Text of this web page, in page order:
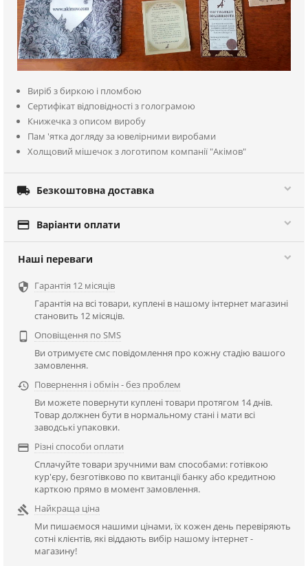
Виріб з биркою і пломбою
Сертифікат відповідності з голограмою
Книжечка з описом виробу
Пам 'ятка догляду за ювелірними виробами
Холщовий мішечок з логотипом компанії "Акімов"
 Безкоштовна доставка
 Варіанти оплати
Наші переваги
 Гарантія 12 місяців
Гарантія на всі товари, куплені в нашому інтернет магазині
становить 12 місяців.

Оповіщення по SMS
Ви отримуєте смс повідомлення про кожну стадію вашого
замовлення.
 Повернення і обмін - без проблем
Ви можете повернути куплені товари протягом 14 днів.
Товар должнен бути в нормальному стані і мати всі
заводські упаковки.
 Різні способи оплати
Сплачуйте товари зручними вам способами: готівкою
кур'єру, безготівково по квитанції банку або кредитною
карткою прямо в момент замовлення.
 Найкраща ціна
Ми пишаємося нашими цінами, їх кожен день перевіряють
сотні клієнтів, які віддають вибір нашому інтернет -
магазину!